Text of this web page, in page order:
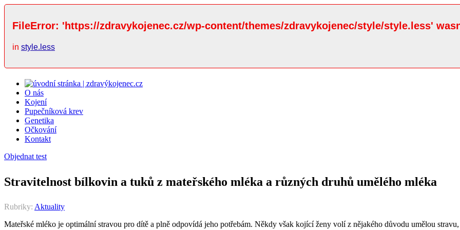
FileError: 'https://zdravykojenec.cz/wp-content/themes/zdravykojenec/style/style.less'
in style.less
O nás
Kojení
Pupečníková krev
Genetika
Očkování
Kontakt
Objednat test
Stravitelnost bílkovin a tuků z mateřského mléka a různých druhů umělého mléka
Rubriky: Aktuality
Mateřské mléko je optimální stravou pro dítě a plně odpovídá jeho potřebám. Někdy však kojící ženy volí z nějakého důvodu umělou